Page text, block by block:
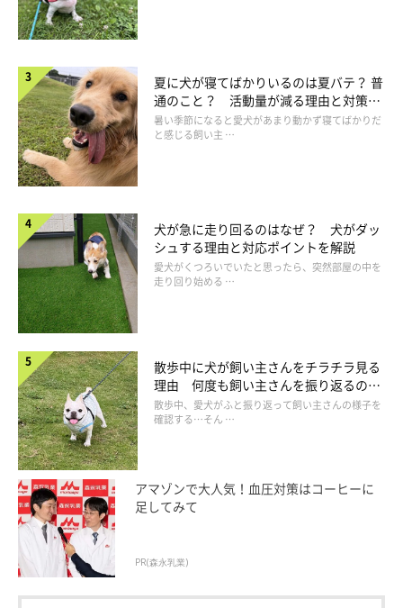
夏に犬が寝てばかりいるのは夏バテ？ 普
通のこと？ 活動量が減る理由と対策と
は
暑い季節になると愛犬があまり動かず寝てばかりだ
と感じる飼い主 …
犬が急に走り回るのはなぜ？ 犬がダッ
シュする理由と対応ポイントを解説
愛犬がくつろいでいたと思ったら、突然部屋の中を
走り回り始める …
散歩中に犬が飼い主さんをチラチラ見る
理由 何度も飼い主さんを振り返るのは
なぜ？
散歩中、愛犬がふと振り返って飼い主さんの様子を
確認する…そん …
アマゾンで大人気！血圧対策はコーヒーに
足してみて
PR(森永乳業)